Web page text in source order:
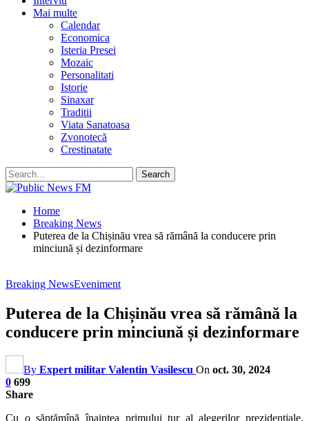
Mai multe
Calendar
Economica
Isteria Presei
Mozaic
Personalitati
Istorie
Sinaxar
Traditii
Viata Sanatoasa
Zvonotecă
Crestinatate
Home
Breaking News
Puterea de la Chișinău vrea să rămână la conducere prin
minciună și dezinformare
Breaking NewsEveniment
Puterea de la Chișinău vrea să rămână la
conducere prin minciună și dezinformare
By Expert militar Valentin Vasilescu On oct. 30, 2024
0 699
Share
Cu o săptămînă înaintea primului tur al alegerilor prezidențiale,